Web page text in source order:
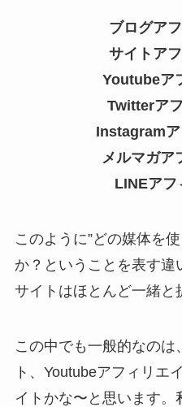
ブログア
サイトア
Youtubeア
Twitterア
Instagramア
メルマガア
LINEアフ
このように”どの媒体を
か？ということを表す違
サイトはほとんど一緒と
この中でも一般的なのは
ト、Youtubeアフィリエ
イトかな〜と思います。